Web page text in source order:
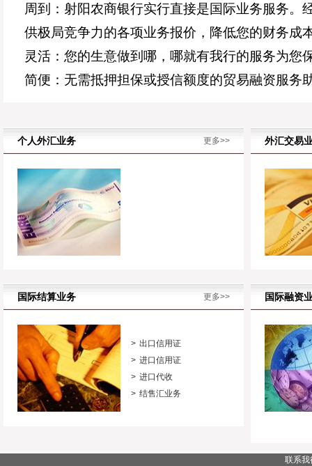
周到：射阳农商银行实行直接是国际业务服务。
供极局竞争力的各项业务报价，降低您的财务成
灵活：您的生意做到哪，哪就有我行的服务为您
简便：无需抵押担保或授信额度的贸易融资服务
个人外汇业务 更多>> 外汇交易
国际结算业务 更多>>
出口信用证
进口信用证
进口代收
结售汇业务
国际融资
联系我